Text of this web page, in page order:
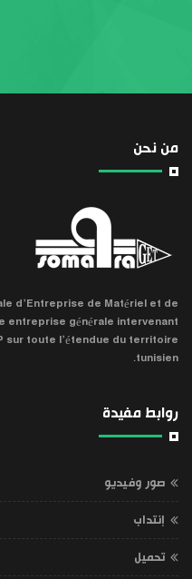
من نحن
d’Entreprise de Matériel et de
entreprise générale intervenant
sur toute l’étendue du territoire
tunisien.
روابط مفيدة
صور وفيديو
إنتداب
تحميل